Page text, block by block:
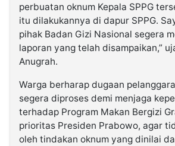
perbuatan oknum Kepala SPPG
itu dilakukannya di dapur SPPG.
pihak Badan Gizi Nasional segera
laporan yang telah disampaikan,”
Anugrah.
Warga berharap dugaan
segera diproses demi menjaga
terhadap Program Makan Bergizi
prioritas Presiden Prabowo, agar
oleh tindakan oknum yang dinilai